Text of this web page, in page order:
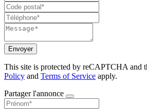
Envoyer
This site is protected by reCAPTCHA and
Policy and Terms of Service apply.
Partager l'annonce